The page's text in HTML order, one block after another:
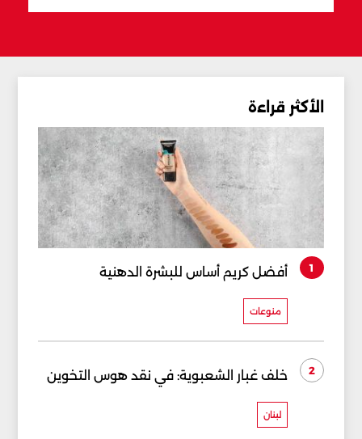
الأكثر قراءة
1 أفضل كريم أساس للبشرة الدهنية
منوعات
2 خلف غبار الشعبوية: في نقد هوس التخوين
لبنان